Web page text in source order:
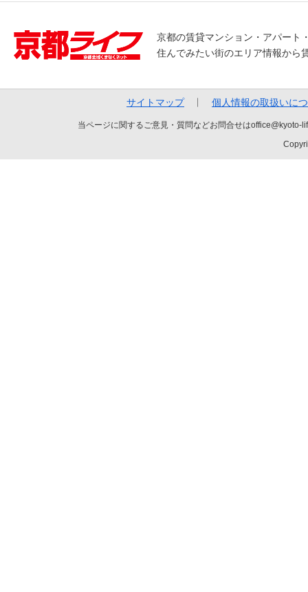
京都の賃貸マンション・アパート
住んでみたい街のエリア情報から
サイトマップ 個人情報の取扱いに
当ページに関するご意見・質問などお問合せは